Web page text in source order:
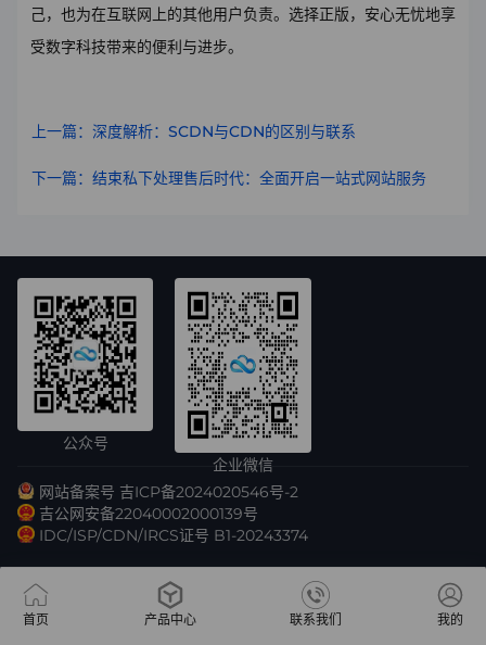
己，也为在互联网上的其他用户负责。选择正版，安心无忧地享
受数字科技带来的便利与进步。
上一篇：深度解析：SCDN与CDN的区别与联系
下一篇：结束私下处理售后时代：全面开启一站式网站服务
公众号
企业微信
网站备案号 吉ICP备2024020546号-2
吉公网安备22040002000139号
IDC/ISP/CDN/IRCS证号 B1-20243374
首页 产品中心 联系我们 我的